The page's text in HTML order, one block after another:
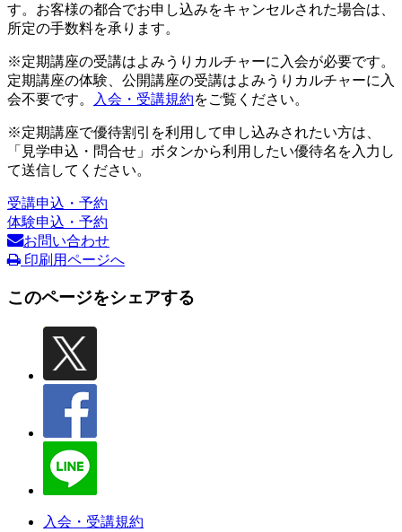
す。お客様の都合でお申し込みをキャンセルされた場合は、
所定の手数料を承ります。
※定期講座の受講はよみうりカルチャーに入会が必要です。
定期講座の体験、公開講座の受講はよみうりカルチャーに入
会不要です。
入会・受講規約をご覧ください。
※定期講座で優待割引を利用して申し込みされたい方は、
「見学申込・問合せ」ボタンから利用したい優待名を入力し
て送信してください。
受講申込・予約
体験申込・予約
お問い合わせ
印刷用ページへ
このページをシェアする
入会・受講規約